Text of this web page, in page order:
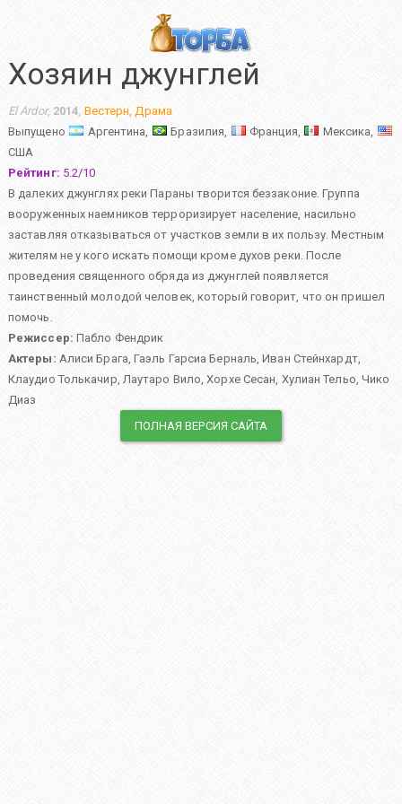
Хозяин джунглей
El Ardor, 2014, Вестерн,Драма
Выпущено
Аргентина, Бразилия, Франция,
Мексика,
США
Рейтинг: 5.2/10
В далеких джунглях реки Параны творится беззаконие. Группа
вооруженных наемников терроризирует население, насильно
заставляя отказываться от участков земли в их пользу. Местным
жителям не у кого искать помощи кроме духов реки. После
проведения священного обряда из джунглей появляется
таинственный молодой человек, который говорит, что он пришел
помочь.
Режиссер: Пабло Фендрик
Актеры: Алиси Брага,Гаэль Гарсиа Берналь,Иван Стейнхардт,
Клаудио Толькачир, Лаутаро Вило,Хорхе Сесан, Хулиан Тельо, Чико
Диаз
ПОЛНАЯ ВЕРСИЯ САЙТА